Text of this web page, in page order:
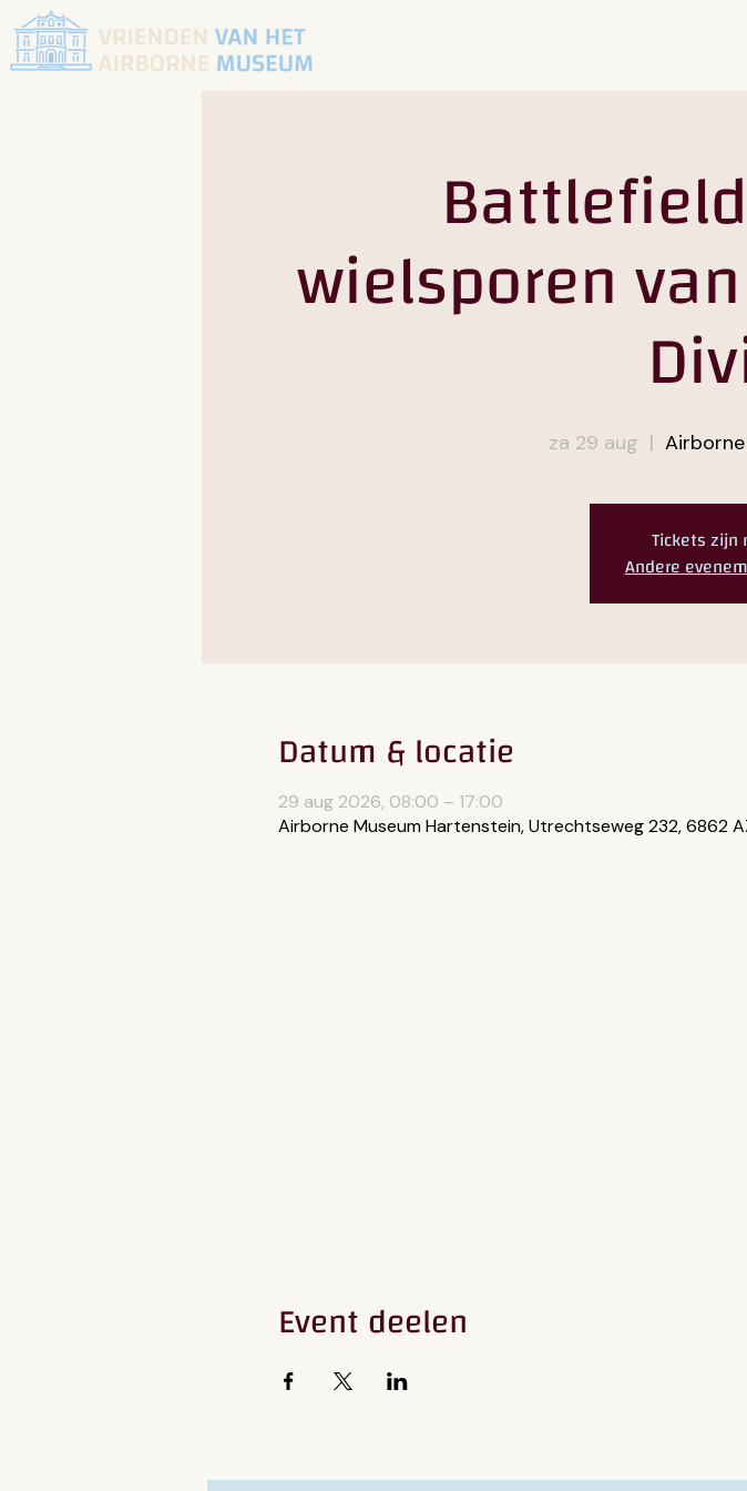
wielsporen
za 29 aug
  |
Tickets
Andere
Datum & locatie
29 aug 2026, 08:00 – 17:00
Airborne Museum Hartenstein, Utrechtseweg 232, 6862
Event deelen